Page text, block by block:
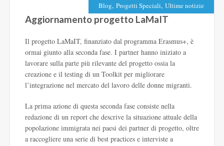
Blog, Progetti Speciali, Ultime notizie
Aggiornamento progetto LaMaIT
Il progetto LaMaIT, finanziato dal programma Erasmus+, è
ormai giunto alla seconda fase. I partner hanno iniziato a
lavorare sulla parte più rilevante del progetto ossia la
creazione e il testing di un Toolkit per migliorare
l’integrazione nel mercato del lavoro delle donne migranti.
La prima azione di questa seconda fase consiste nella
redazione di un report che descrive la situazione attuale della
popolazione immigrata nei paesi dei partner di progetto, oltre
a raccogliere una serie di best practices e interviste a